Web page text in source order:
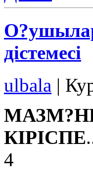
дістемесі
ulbala |
КІРІСПЕ
4